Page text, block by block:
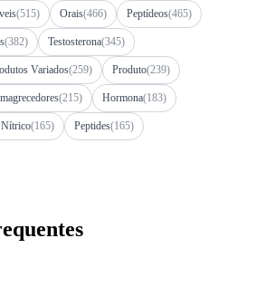
(515) Orais(466) Peptídeos(465)
(382) Testosterona(345)
Variados(259) Produto(239)
(215) Hormona(183)
(165) Peptides(165)